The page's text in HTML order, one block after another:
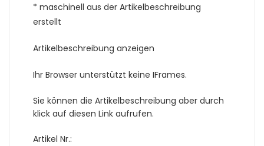
* maschinell aus der Artikelbeschreibung
erstellt
Artikelbeschreibung anzeigen
Ihr Browser unterstützt keine IFrames.
Sie können die Artikelbeschreibung aber durch
klick auf diesen Link aufrufen.
Artikel Nr.: